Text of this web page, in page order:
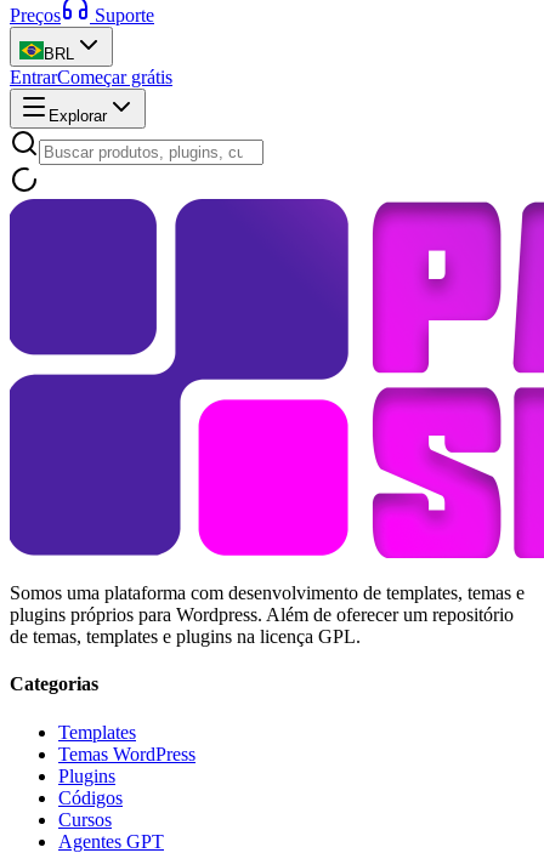
Preços Suporte
BRL
EntrarComeçar grátis
Explorar
Somos uma plataforma com desenvolvimento de templates, temas e
plugins próprios para Wordpress. Além de oferecer um repositório
de temas, templates e plugins na licença GPL.
Categorias
Templates
Temas WordPress
Plugins
Códigos
Cursos
Agentes GPT